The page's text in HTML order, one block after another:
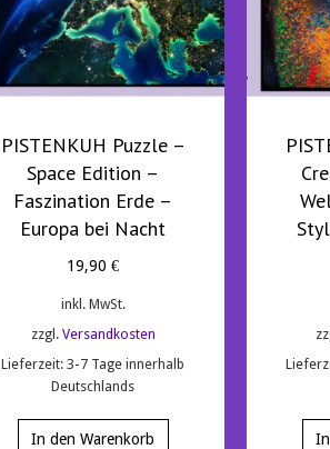
PISTENKUH Puzzle –
Space Edition –
Faszination Erde –
Europa bei Nacht
19,90€
inkl. MwSt.
zzgl. Versandkosten
Lieferzeit:3-7 Tage innerhalb
Deutschlands
In den Warenkorb